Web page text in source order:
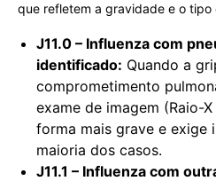
que refletem a gravidade e o tipo
J11.0 – Influenza com
identificado: Quando a
comprometimento
exame de imagem (Raio-
forma mais grave e exige
maioria dos casos.
J11.1 – Influenza com